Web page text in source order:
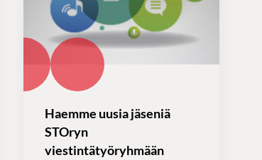
Haemme uusia jäseniä
STOryn
viestintätyöryhmään